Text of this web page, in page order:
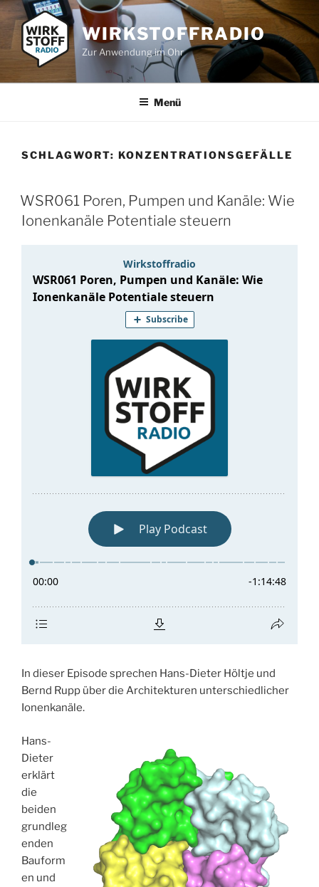
Zum
Inhalt
springen
WIRKSTOFFRADIO
Zur Anwendung im Ohr
Menü
SCHLAGWORT: KONZENTRATIONSGEFÄLLE
WSR061 Poren, Pumpen und Kanäle: Wie
Ionenkanäle Potentiale steuern
In dieser Episode sprechen Hans-Dieter Höltje und
Bernd Rupp über die Architekturen unterschiedlicher
Ionenkanäle.
Hans-
Dieter
erklärt
die
beiden
grundleg
enden
Bauform
en und